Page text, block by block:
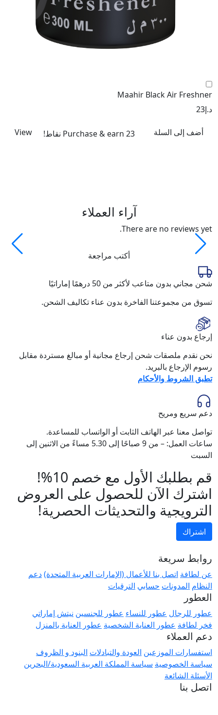
Maahir Black Air Freshner
د.إ23
أضف إلى السلة Purchase & earn 23 نقاط! View
آراء العملاء
There are no reviews yet.
أكتب مراجعة
شحن مجاني بدون متاعب لأكثر من 50 درهمًا إماراتيًا
تسوق من مجموعتنا الفاخرة بدون عناء تكاليف الشحن.
إرجاع بدون عناء
نحن نقدم ملصقات شحن إرجاع مجانية أو مبالغ مستردة مقابل
رسوم الإرجاع بالبريد.
تطبق الشروط والأحكام
دعم سريع ومريح
تواصل معنا عبر الهاتف الثابت أو الواتساب للمساعدة.
ساعات العمل: – من 9 صباحًا إلى 5.30 مساءً من الاثنين إلى
السبت
قم بطلبك الأول مع خصم 10%!
اشترك الآن للحصول على العروض
الترويجية والتحديثات الحصرية!
اشتراك
روابط سريعة
عن لطافة اتصل بنا للأعمال (الإمارات العربية المتحدة)دعم
النظام المدونات حسابي الترقيات
العطور
عطور للرجال عطور للنساء عطور للجنسين نيتش إماراتي
فخر لطافة عطور العناية الشخصية عطور العناية بالمنزل
دعم العملاء
استفسارات الموزعين العودة والتبادلات البنود و الظروف
سياسة الخصوصية سياسة المملكة العربية السعودية/البحرين
الأسئلة الشائعة
اتصل بنا